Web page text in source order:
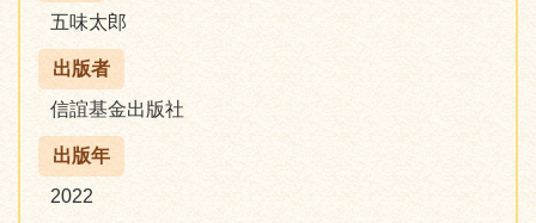
五味太郎
出版者
信誼基金出版社
出版年
2022